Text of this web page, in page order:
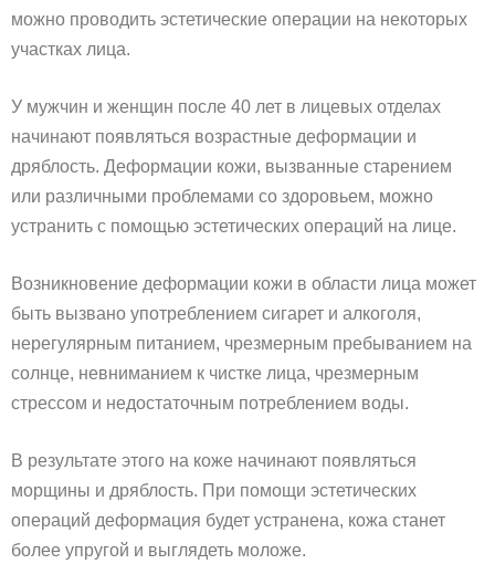
можно проводить эстетические операции на некоторых
участках лица.
У мужчин и женщин после 40 лет в лицевых отделах
начинают появляться возрастные деформации и
дряблость. Деформации кожи, вызванные старением
или различными проблемами со здоровьем, можно
устранить с помощью эстетических операций на лице.
Возникновение деформации кожи в области лица может
быть вызвано употреблением сигарет и алкоголя,
нерегулярным питанием, чрезмерным пребыванием на
солнце, невниманием к чистке лица, чрезмерным
стрессом и недостаточным потреблением воды.
В результате этого на коже начинают появляться
морщины и дряблость. При помощи эстетических
операций деформация будет устранена, кожа станет
более упругой и выглядеть моложе.